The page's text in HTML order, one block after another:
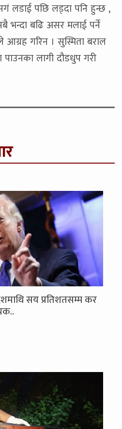
लडाई पछि लड्दा पनि हुन्छ ,
भन्दा बढि असर मलाई पर्ने
गरिन । सुस्मिता बराल
लागी दौडधुप गरी
सय प्रतिशतसम्म कर